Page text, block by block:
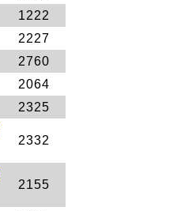
1222
2227
2760
2064
2325
2332
2155